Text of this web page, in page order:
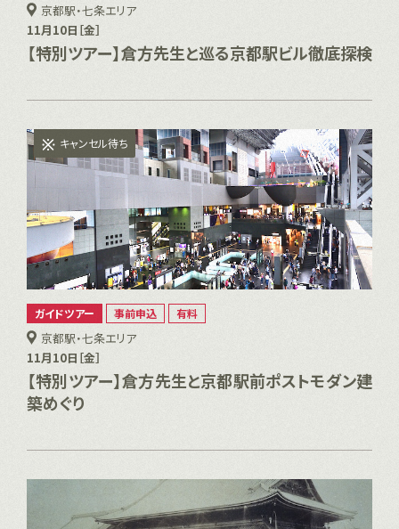
京都駅・七条エリア
11月10日［金］
【特別ツアー】倉方先生と巡る京都駅ビル徹底探検
キャンセル待ち
ガイドツアー 事前申込 有料
京都駅・七条エリア
11月10日［金］
【特別ツアー】倉方先生と京都駅前ポストモダン建
築めぐり